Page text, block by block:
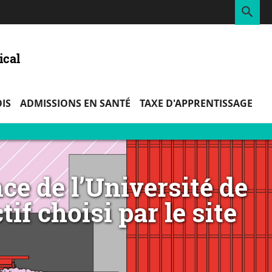
ADMISSIONS EN SANTÉ TAXE D'APPRENTISSAGE
de l’Université de
choisi par le site